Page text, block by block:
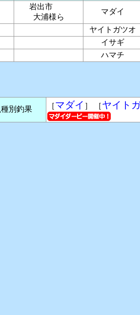
岩出市
大浦様ら
マダイ
ヤイトガツオ
イサギ
ハマチ
別釣果 ［マダイ ］ ［ヤイト